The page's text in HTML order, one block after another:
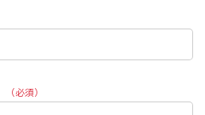
（必須）